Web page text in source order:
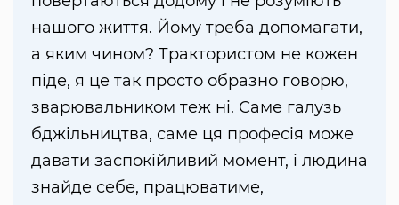
нашого життя. Йому треба допомагати,
а яким чином? Трактористом не кожен
піде, я це так просто образно говорю,
зварювальником теж ні. Саме галузь
бджільництва, саме ця професія може
давати заспокійливий момент, і людина
знайде себе, працюватиме,